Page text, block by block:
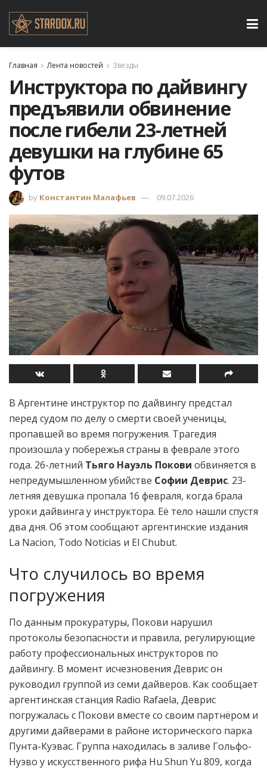
Главная Лента новостей Звезды
Инструктора по дайвингу
предъявили обвинение
после гибели 23-летней
девушки на глубине 65
футов
by Константин Малафьев 09.07.2026
В Аргентине инструктор по дайвингу предстал
перед судом по делу о смерти своей ученицы,
пропавшей во время погружения. Трагедия
произошла у побережья страны в феврале этого
года. 26-летний Тьяго Науэль Покови обвиняется в
непредумышленном убийстве Софии Деврис. 23-
летняя девушка пропала 16 февраля, когда брала
уроки дайвинга у инструктора. Её тело нашли спустя
два дня. Об этом сообщают аргентинские издания
La Nacion, Todo Noticias и El Chubut.
Что случилось во время
погружения
По данным прокуратуры, Покови нарушил
протоколы безопасности и правила, регулирующие
работу профессиональных инструкторов по
дайвингу. В момент исчезновения Деврис он
руководил группой из семи дайверов. Как сообщает
аргентинская станция Radio Rafaela, Деврис
погружалась с Покови вместе со своим партнёром и
другими дайверами в районе исторического парка
Пунта-Куэвас. Группа находилась в заливе Гольфо-
Нуэво у искусственного рифа Hu Shun Yu 809, когда